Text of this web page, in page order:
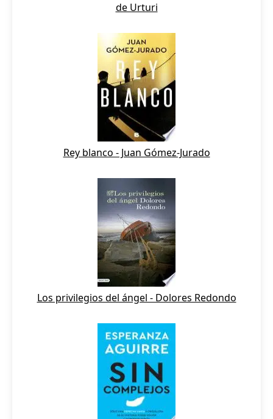
de Urturi
Rey blanco - Juan Gómez-Jurado
Los privilegios del ángel - Dolores Redondo